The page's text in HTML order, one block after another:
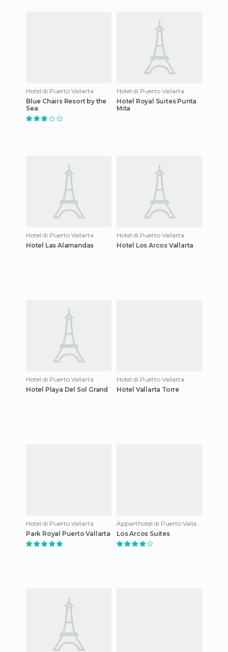
Hotel di Puerto Vallarta
Blue Chairs Resort by the
Sea
Hotel di Puerto Vallarta
Hotel Royal Suites Punta
Mita
Hotel di Puerto Vallarta
Hotel Las Alamandas
Hotel di Puerto Vallarta
Hotel Los Arcos Vallarta
Hotel di Puerto Vallarta
Hotel Playa Del Sol Grand
Hotel di Puerto Vallarta
Hotel Vallarta Torre
Hotel di Puerto Vallarta
Park Royal Puerto Vallarta
Los Arcos Suites